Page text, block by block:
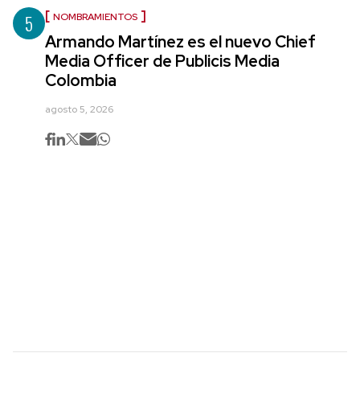
5 NOMBRAMIENTOS
Armando Martínez es el nuevo Chief
Media Officer de Publicis Media
Colombia
agosto 5, 2026